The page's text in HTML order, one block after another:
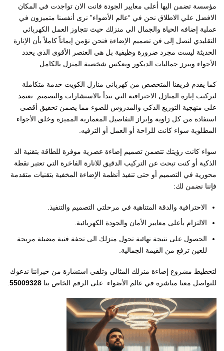
مؤسسة تضمن اليها أعلى معايير الجودة فانت الان تواجدت في المكان
الافضل علي الاطلاق نحن في “عالم الأضواء” نرى أنفسنا متميزون في
عملية إضافه الحياة والجمال الي منزلك حيث نتجاوز العمل الكهربائي
التقليدي لنصل إلى فن تصميم الإضاءة فنحن نؤمن إيماناً كاملاً بأن الإنارة
الحديثة ليست مجرد ضرورة وظيفية بل هي العنصر الأقوى الذي يحدد
الأجواء ويبرز جماليات الديكور ويعكس شخصية المنزل بالكامل
كما ​يقدم فريقنا المتخصص من كهربائي منازل الكويت خدمة متكاملة
لتركيب إنارة المنازل الاحترافية التي تبدأ بالاستشارات والتصميم. نعتمد
على منهجية التوزيع الذكي والمدروس للضوء مما يضمن تحقيق أقصى
استفادة من كل زاوية وإبراز التفاصيل المعمارية المميزة وخلق الأجواء
المطلوبة سواء كانت للراحة أو العمل أو الترفيه.
​سواء كانت رؤيتك تتضمن تصميم إضاءة عصرية موفرة للطاقة بتقنية الد
الذكية أو كنت تبحث عن التركيب الدقيق للانارة الفاخرة التي تعتبر نقطة
محورية في التصميم أو حتى تنفيذ أنظمة الإضاءة المخفية بتقنيات متقدمة
فإننا نضمن لك:
​الاحترافية والدقة المتناهية في مرحلتي التصميم والتنفيذ.
​الالتزام بأعلى معايير الأمان والجودة الكهربائية.
​الحصول على نتيجة نهائية تحول منزلك الى تحفة فنية مضيئة مريحة
للعين ترفع من القيمة الجمالية.
​لتخطيط مشروع إضاءة منزلك المثالي وتلقي استشارة من خبرائنا ندعوك
للتواصل معنا مباشرة في عالم الأضواء على الرقم الخاص بنا 55009328